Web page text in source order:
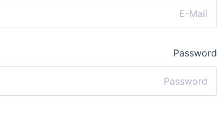
Password